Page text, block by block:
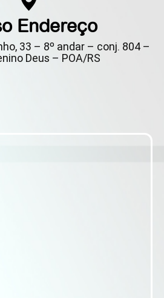
Endereço
33 – 8º andar – conj. 804 –
Deus – POA/RS